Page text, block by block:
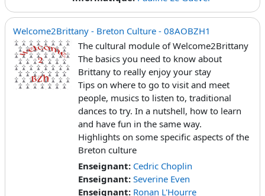
Welcome2Brittany - Breton Culture - 08AOBZH1
The cultural module of Welcome2Brittany
The basics you need to know about
Brittany to really enjoy your stay
Tips on where to go to visit and meet
people, musics to listen to, traditional
dances to try. In a nutshell, how to learn
and have fun in the same way.
Highlights on some specific aspects of the
Breton culture
Enseignant: Cedric Choplin
Enseignant: Severine Even
Enseignant: Ronan L'Hourre